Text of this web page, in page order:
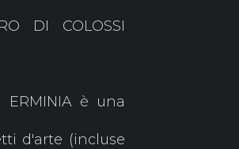
DI COLOSSI
ERMINIA è una
d'arte (incluse